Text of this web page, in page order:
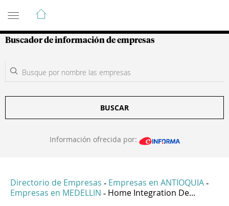
Guía de Empresas Colombianas
Buscador de información de empresas
BUSCAR
Información ofrecida por:
Directorio de Empresas - Empresas en ANTIOQUIA -
Empresas en MEDELLIN - Home Integration De...